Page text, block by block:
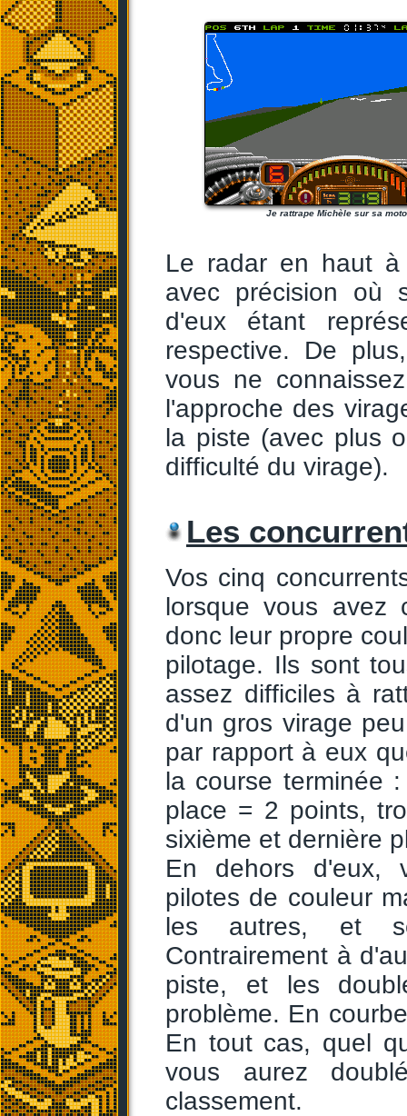
Je rattrape Michèle sur sa
Le radar en haut
avec précision où
d'eux étant
respective. De
vous ne
l'approche des
la piste (avec plus
difficulté du virage).
Les
Vos cinq
lorsque vous avez
donc leur propre
pilotage. Ils sont
assez difficiles à
d'un gros virage
par rapport à eux
la course terminée
place = 2 points,
sixième et dernière
En dehors d'eux,
pilotes de couleur
les autres, et
Contrairement à
piste, et les
problème. En
En tout cas, quel
vous aurez
classement.